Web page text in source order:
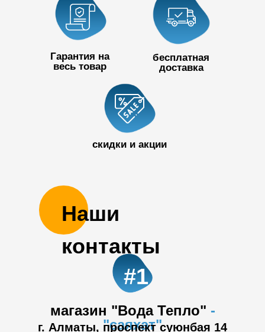
Гарантия на
весь товар
бесплатная
доставка
скидки и акции
Наши
контакты
магазин "Вода Тепло" -
"саяхат"
#1
г. Алматы, проспект суюнбая 14
+7 727 390
50 32